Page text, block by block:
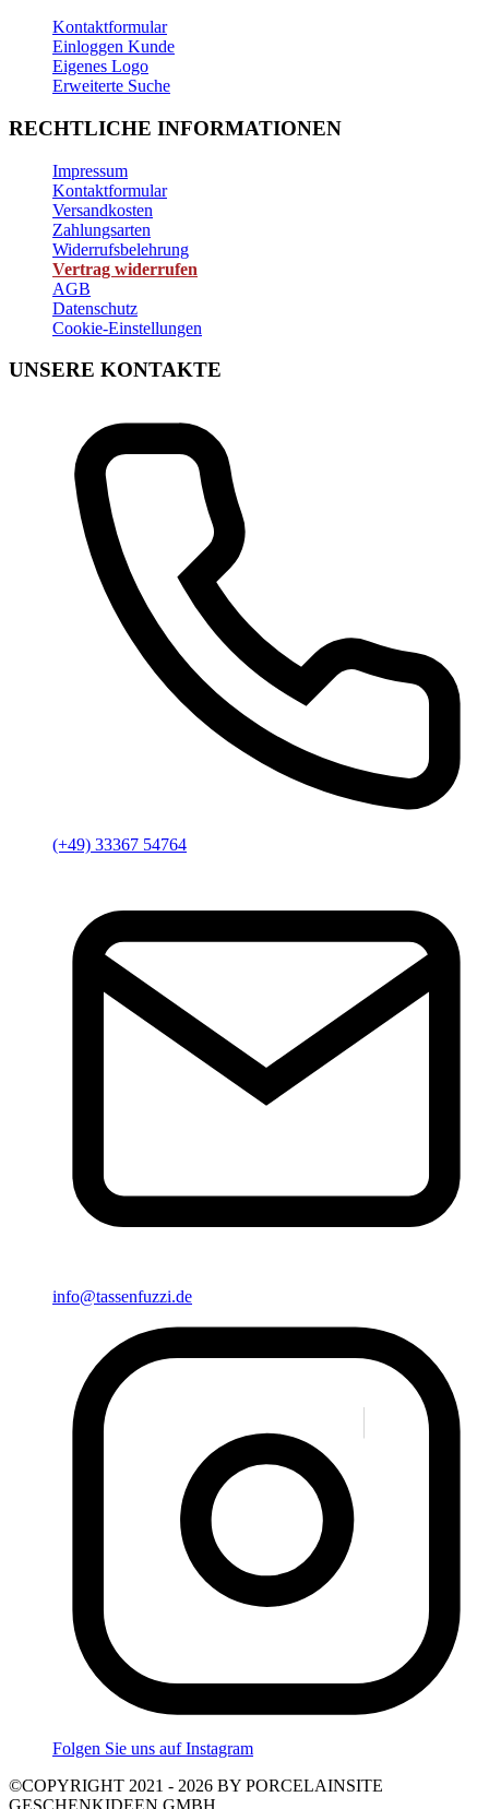
Kontaktformular
Einloggen Kunde
Eigenes Logo
Erweiterte Suche
RECHTLICHE INFORMATIONEN
Impressum
Kontaktformular
Versandkosten
Zahlungsarten
Widerrufsbelehrung
Vertrag widerrufen
AGB
Datenschutz
Cookie-Einstellungen
UNSERE KONTAKTE
(+49) 33367 54764
info@tassenfuzzi.de
Folgen Sie uns auf Instagram
©COPYRIGHT 2021 - 2026 BY PORCELAINSITE
GESCHENKIDEEN GMBH.